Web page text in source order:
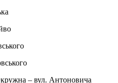
– вул. Антоновича